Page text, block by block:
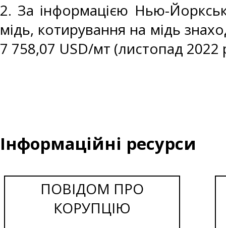
2. За інформацією Нью-
мідь, котирування на мідь
7 758,07 USD/мт (листопад 2022
Інформаційні ресурси
ПОВІДОМ ПРО
КОРУПЦІЮ